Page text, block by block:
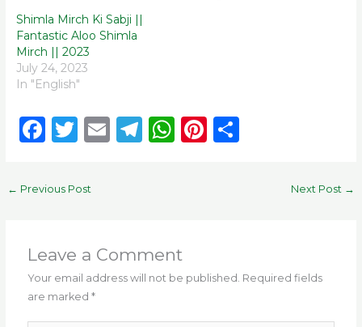
Shimla Mirch Ki Sabji ||
Fantastic Aloo Shimla
Mirch || 2023
July 24, 2023
In "English"
F
c
o
o
k
T
it
E T
m
W
p
p
Pi S
← Previous Post Next Post →
Leave a Comment
Your email address will not be published. Required fields
are marked*